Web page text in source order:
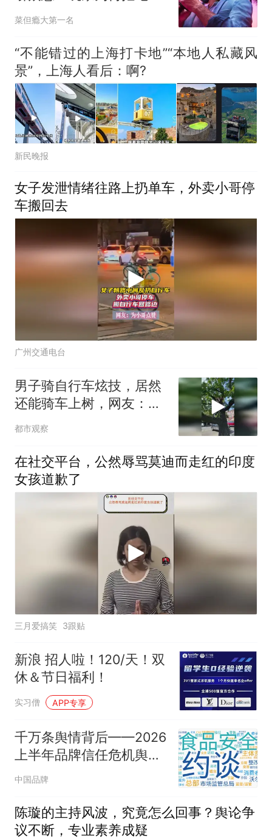
广告付费？
菜但瘾大第一名
“不能错过的上海打卡地”“本地人私藏风
景”，上海人看后：啊?
新民晚报
女子发泄情绪往路上扔单车，外卖小哥停
车搬回去
广州交通电台
男子骑自行车炫技，居然
还能骑车上树，网友：单
车的最高境界
都市观察
在社交平台，公然辱骂莫迪而走红的印度
女孩道歉了
三月爱搞笑 3跟贴
新浪 招人啦！120/天！双
休＆节日福利！
实习僧 APP专享
千万条舆情背后——2026
上半年品牌信任危机舆情
分析报告
中国品牌
陈璇的主持风波，究竟怎么回事？舆论争
议不断，专业素养成疑